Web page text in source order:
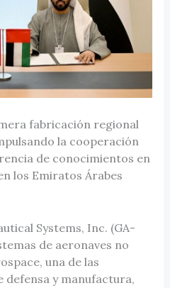
fabricación regional
la cooperación
de conocimientos en
los Emiratos Árabes
Systems, Inc. (GA-
de aeronaves no
una de las
defensa y manufactura,